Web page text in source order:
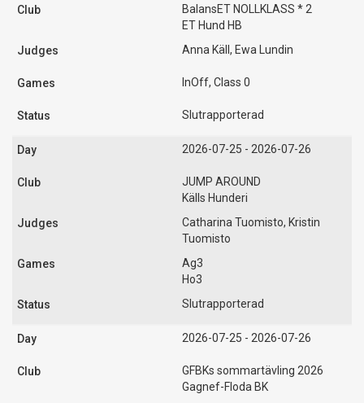
BalansET NOLLKLASS * 2
ET Hund HB
Anna Käll, Ewa Lundin
InOff, Class 0
Slutrapporterad
2026-07-25 - 2026-07-26
JUMP AROUND
Källs Hunderi
Catharina Tuomisto, Kristin
Tuomisto
Ag3
Ho3
Slutrapporterad
2026-07-25 - 2026-07-26
GFBKs sommartävling 2026
Gagnef-Floda BK